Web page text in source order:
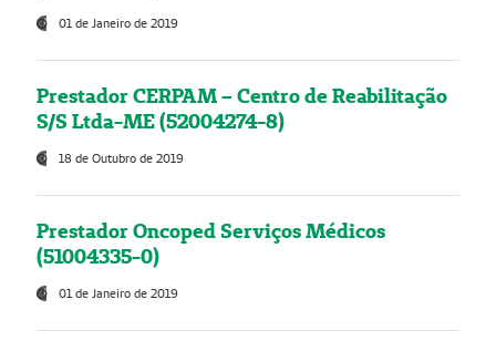
01 de Janeiro de 2019
Prestador CERPAM – Centro de Reabilitação
S/S Ltda-ME (52004274-8)
18 de Outubro de 2019
Prestador Oncoped Serviços Médicos
(51004335-0)
01 de Janeiro de 2019